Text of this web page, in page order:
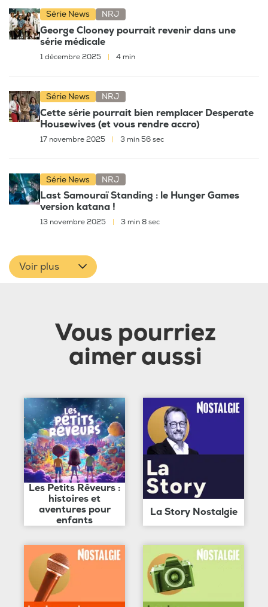
Série News NRJ
George Clooney pourrait revenir dans une
série médicale
1 décembre 2025 4 min
Série News NRJ
Cette série pourrait bien remplacer Desperate
Housewives (et vous rendre accro)
17 novembre 2025 3 min 56 sec
Série News NRJ
Last Samouraï Standing : le Hunger Games
version katana !
13 novembre 2025 | 3 min 8 sec
Voir plus
Vous pourriez
aimer aussi
Les Petits Rêveurs :
histoires et
aventures pour
enfants
La Story Nostalgie